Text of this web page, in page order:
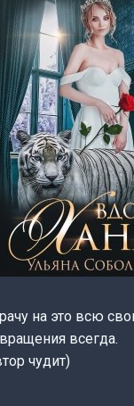
на это всю
всегда.
чудит)